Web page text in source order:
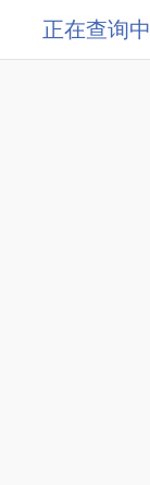
正在查询中